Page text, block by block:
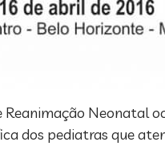
Neonatal
dos pediatras que